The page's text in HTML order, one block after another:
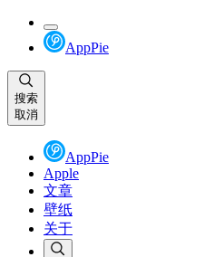
AppPie
搜索
取消
AppPie
Apple
文章
壁纸
关于